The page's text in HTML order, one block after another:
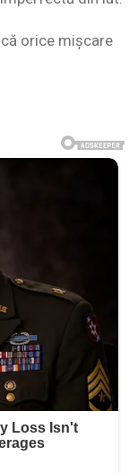
orice mișcare